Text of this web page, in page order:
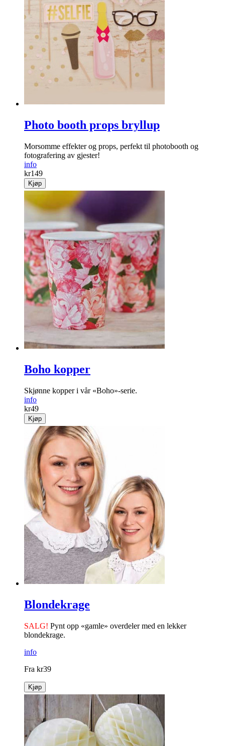
Photo booth props bryllup
Morsomme effekter og props, perfekt til photobooth og
fotografering av gjester!
info
kr149
Kjøp
Boho kopper
Skjønne kopper i vår «Boho»-serie.
info
kr49
Kjøp
Blondekrage
SALG! Pynt opp «gamle» overdeler med en lekker
blondekrage.
info
Fra kr39
Kjøp